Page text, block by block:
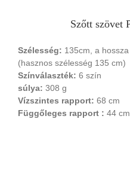
Szőtt szövet
Szélesség: 135cm, a
(hasznos szélesség 135 cm)
Színválaszték: 6 szín
súlya: 308 g
Vízszintes rapport: 68 cm
Függőleges rapport : 44 cm